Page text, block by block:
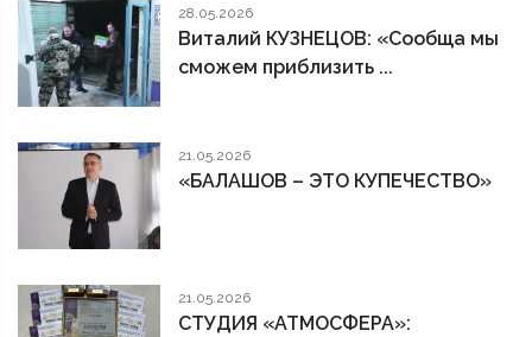
28.05.2026
Виталий КУЗНЕЦОВ: «Сообща мы
сможем приблизить ...
21.05.2026
«БАЛАШОВ – ЭТО КУПЕЧЕСТВО»
21.05.2026
СТУДИЯ «АТМОСФЕРА»: